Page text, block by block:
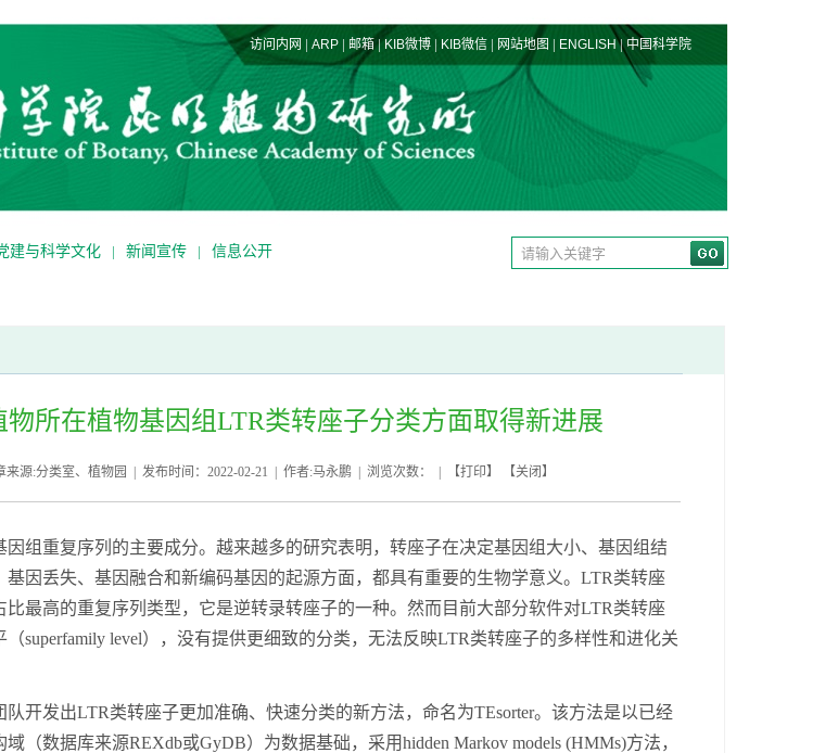
访问内网 | ARP | 邮箱|KIB微博 | KIB微信 | 网站地图 | ENGLISH| 中国科学院
建与科学文化 | 新闻宣传 | 信息公开
物所在植物基因组LTR类转座子分类方面取得新进展
来源:分类室、植物园 | 发布时间：2022-02-21 | 作者:马永鹏 | 浏览次数： | 【打印】 【关闭 】
因组重复序列的主要成分。越来越多的研究表明，转座子在决定基因组大小、基因组结
因丢失、基因融合和新编码基因的起源方面，都具有重要的生物学意义。 LTR类转座
比最高的重复序列类型，它是逆转录转座子的一种。然而 目前大部分软件对LTR类转座
（superfamily level），没有提供更细致的分类，无法反映LTR类转座子的多样性和进化关
队开发出LTR类转座子更加准确、快速分类的新方法，命名为TEsorter。该方法是以已经
域（数据库来源REXdb或GyDB）为数据基础，采用hidden Markov models (HMMs)方法，